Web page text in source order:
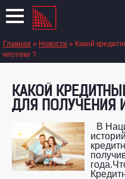
Главная » Новости » Какой
ипотеки ?
КАКОЙ
ДЛЯ ПОЛУЧЕНИЯ
В